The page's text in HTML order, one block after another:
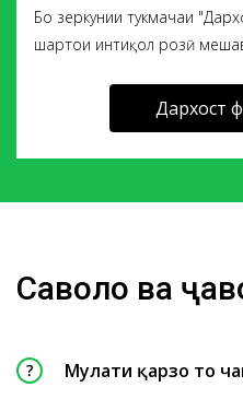
Бо зеркунии тукмачаи
шартҳои интиқол розӣ
Дархост
Саволҳо ва
Муҳлати қарзҳо то